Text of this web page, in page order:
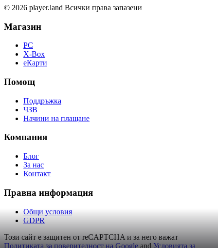
© 2026 player.land Всички права запазени
Магазин
PC
X-Box
eКарти
Помощ
Поддръжка
ЧЗВ
Начини на плащане
Компания
Блог
За нас
Контакт
Правна информация
Общи условия
GDPR
Този сайт е защитен от reCAPTCHA и за него важат
Политиката за поверителност на Google and Условията за